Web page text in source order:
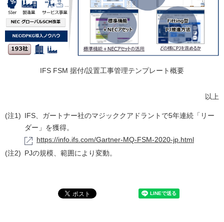
IFS FSM 据付/設置工事管理テンプレート概要
以上
(注1) IFS、ガートナー社のマジッククアドラントで5年連続「リー
ダー」を獲得。
https://info.ifs.com/Gartner-MQ-FSM-2020-jp.html
(注2) PJの規模、範囲により変動。